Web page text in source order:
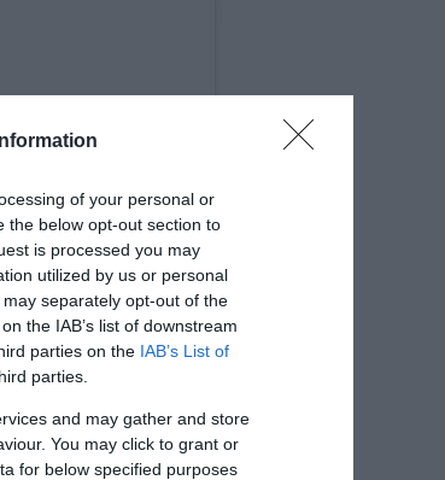
of your personal or
the below opt-out section to
is processed you may
utilized by us or personal
separately opt-out of the
the IAB’s list of downstream
parties on the IAB’s List of
parties.
and may gather and store
You may click to grant or
for below specified purposes